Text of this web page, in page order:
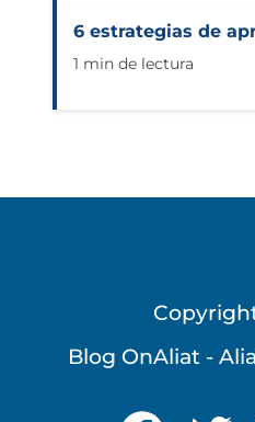
6 estrategias de
1 min de lectura
Blog OnAliat -